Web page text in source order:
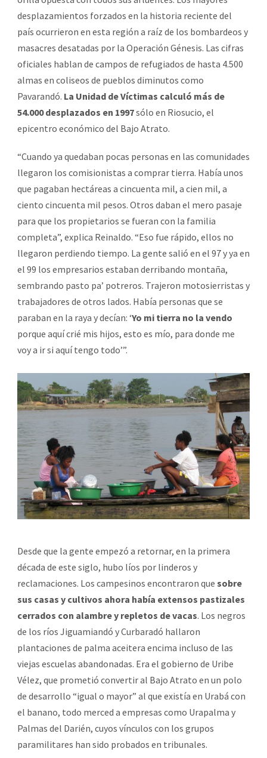
desplazamientos forzados en la historia reciente del
país ocurrieron en esta región a raíz de los bombardeos y
masacres desatadas por la Operación Génesis. Las cifras
oficiales hablan de campos de refugiados de hasta 4.500
almas en coliseos de pueblos diminutos como
Pavarandó. La Unidad de Víctimas calculó más de
54.000 desplazados en 1997sólo en Riosucio, el
epicentro económico del Bajo Atrato.
“Cuando ya quedaban pocas personas en las comunidades
llegaron los comisionistas a comprar tierra. Había unos
que pagaban hectáreas a cincuenta mil, a cien mil, a
ciento cincuenta mil pesos. Otros daban el mero pasaje
para que los propietarios se fueran con la familia
completa”, explica Reinaldo. “Eso fue rápido, ellos no
llegaron perdiendo tiempo. La gente salió en el 97 y ya en
el 99 los empresarios estaban derribando montaña,
sembrando pasto pa’ potreros. Trajeron motosierristas y
trabajadores de otros lados. Había personas que se
paraban en la raya y decían: ‘Yo mi tierra no la vendo
porque aquí crié mis hijos, esto es mío, para donde me
voy a ir si aquí tengo todo’”.
Desde que la gente empezó a retornar, en la primera
década de este siglo, hubo líos por linderos y
reclamaciones. Los campesinos encontraron que sobre
sus casas y cultivos ahora había extensos pastizales
cerrados con alambre y repletos de vacas. Los negros
de los ríos Jiguamiandó y Curbaradó hallaron
plantaciones de palma aceitera encima incluso de las
viejas escuelas abandonadas. Era el gobierno de Uribe
Vélez, que prometió convertir al Bajo Atrato en un polo
de desarrollo “igual o mayor” al que existía en Urabá con
el banano, todo merced a empresas como Urapalma y
Palmas del Darién, cuyos vínculos con los grupos
paramilitares han sido probados en tribunales.